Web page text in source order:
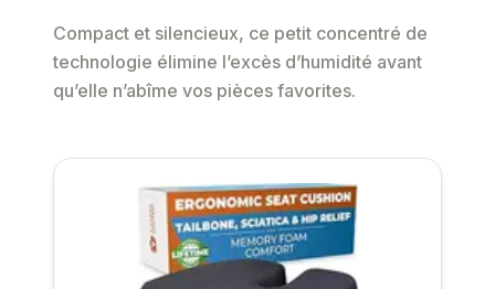
Compact et silencieux, ce petit concentré de
technologie élimine l’excès d’humidité avant
qu’elle n’abîme vos pièces favorites.